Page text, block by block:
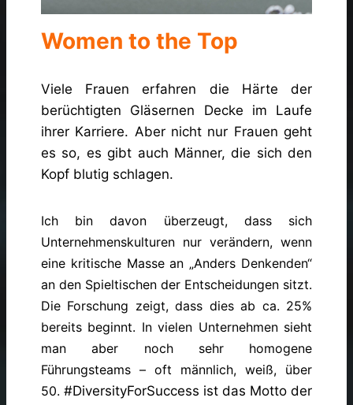
Women to the Top
Viele Frauen erfahren die Härte der
berüchtigten Gläsernen Decke im Laufe
ihrer Karriere. Aber nicht nur Frauen geht
es so, es gibt auch Männer, die sich den
Kopf blutig schlagen.
Ich bin davon überzeugt, dass sich
Unternehmenskulturen nur verändern, wenn
eine kritische Masse an „Anders Denkenden“
an den Spieltischen der Entscheidungen sitzt.
Die Forschung zeigt, dass dies ab ca. 25%
bereits beginnt. In vielen Unternehmen sieht
man aber noch sehr homogene
Führungsteams – oft männlich, weiß, über
50. #DiversityForSuccess ist das Motto der